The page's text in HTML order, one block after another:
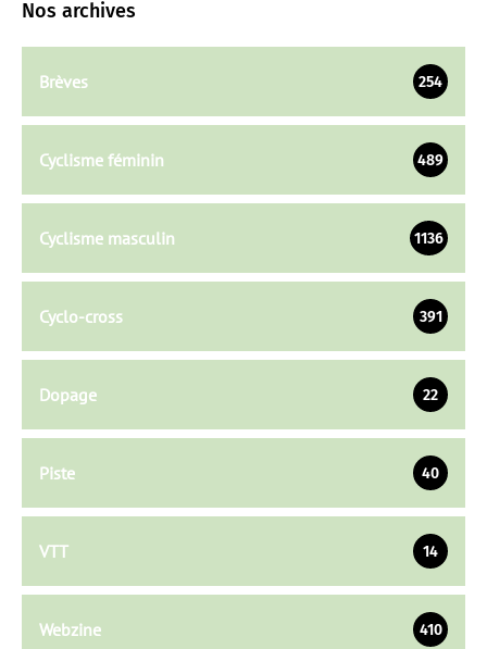
Nos archives
Brèves 254
Cyclisme féminin 489
Cyclisme masculin 1136
Cyclo-cross 391
Dopage 22
Piste 40
VTT 14
Webzine 410